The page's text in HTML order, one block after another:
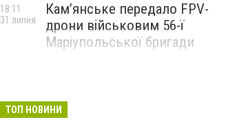
Кам’янське передало FPV-
дрони військовим 56-ї
Маріупольської бригади
18:11
31 липня
ТОП НОВИНИ